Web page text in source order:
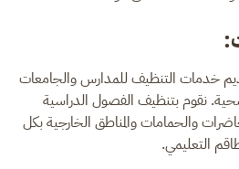
خدمات التنظيف للمدارس والجامعات
نقوم بتنظيف الفصول الدراسية
والحمامات والمناطق الخارجية بكل
التعليمي.